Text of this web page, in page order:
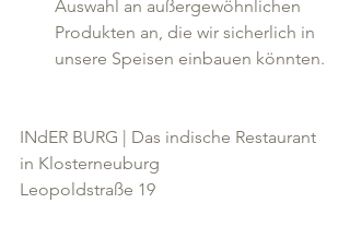
Auswahl an außergewöhnlichen
Produkten an, die wir sicherlich in
unsere Speisen einbauen könnten.
INdER BURG | Das indische Restaurant
in Klosterneuburg
Leopoldstraße 19